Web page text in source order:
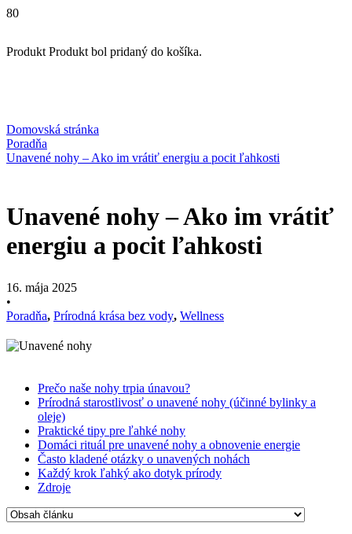
Produkt Produkt bol pridaný do košíka.
Domovská stránka
Poradňa
Unavené nohy – Ako im vrátiť energiu a pocit ľahkosti
Unavené nohy – Ako im vrátiť
energiu a pocit ľahkosti
16. mája 2025
•
Poradňa, Prírodná krása bez vody, Wellness
Prečo naše nohy trpia únavou?
Prírodná starostlivosť o unavené nohy (účinné bylinky a
oleje)
Praktické tipy pre ľahké nohy
Domáci rituál pre unavené nohy a obnovenie energie
Často kladené otázky o unavených nohách
Každý krok ľahký ako dotyk prírody
Zdroje